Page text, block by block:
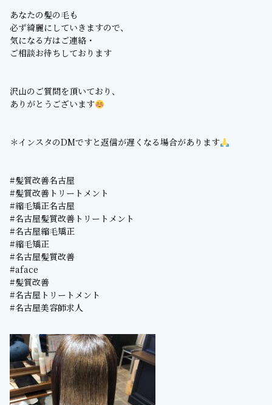
あなたの髪の毛も
必ず綺麗にしていきますので、
気になる方はご連絡・
ご相談お待ちしております
沢山のご質問を頂いており、
ありがとうございます
＊インスタのDMですと返信が遅くなる場合があります
#髪質改善名古屋
#髪質改善トリートメント
#縮毛矯正名古屋
#名古屋髪質改善トリートメント
#名古屋縮毛矯正
#縮毛矯正
#名古屋髪質改善
#aface
#髪質改善
#名古屋トリートメント
#名古屋美容師求人